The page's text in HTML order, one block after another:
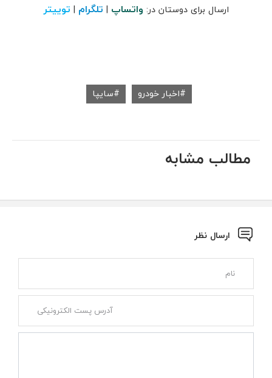
ارسال برای دوستان در: واتساپ | تلگرام | توییتر
اخبار خودرو سایپا
مطالب مشابه
ارسال نظر